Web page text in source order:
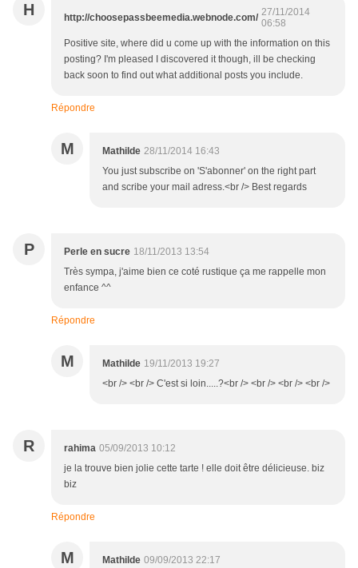
H http://choosepassbeemedia.webnode.com/ 27/11/2014
06:58
Positive site, where did u come up with the information on this
posting? I'm pleased I discovered it though, ill be checking
back soon to find out what additional posts you include.
Répondre
M Mathilde 28/11/2014 16:43
You just subscribe on 'S'abonner' on the right part
and scribe your mail adress.<br /> Best regards
P Perle en sucre 18/11/2013 13:54
Très sympa, j'aime bien ce coté rustique ça me rappelle mon
enfance ^^
Répondre
M Mathilde 19/11/2013 19:27
<br /> <br /> C'est si loin.....?<br /> <br /> <br /> <br />
R rahima 05/09/2013 10:12
je la trouve bien jolie cette tarte ! elle doit être délicieuse. biz
biz
Répondre
M Mathilde 09/09/2013 22:17